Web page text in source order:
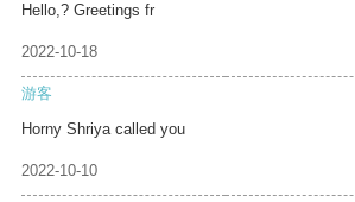
Hello,? Greetings fr
2022-10-18
游客
Horny Shriya called you
2022-10-10